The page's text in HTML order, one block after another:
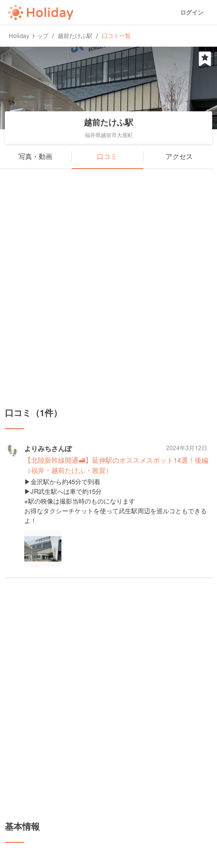
ログイン
Holiday トップ 越前たけふ駅 口コミ一覧
越前たけふ駅
福井県越前市大屋町
写真・動画 口コミ アクセス
口コミ（1件）
よりみちさんぽ
【北陸新幹線開通🚄】延伸駅のオススメスポット14選！後編
（福井・越前たけふ・敦賀）
▶︎金沢駅から約45分で到着
▶︎JR武生駅へは車で約15分
※駅の映像は撮影当時のものになります
お得なタクシーチケットを使って武生駅周辺を巡ルコともできる
よ！
2024年3月12日
基本情報